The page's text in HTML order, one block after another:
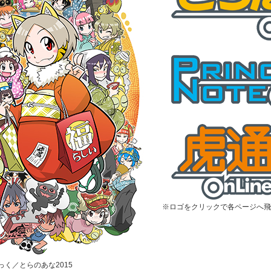
く／とらのあな2015
※ロゴをクリックで各ページへ